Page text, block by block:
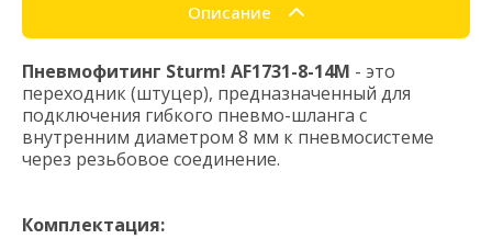
Описание
Пневмофитинг Sturm! AF1731-8-14M - это
переходник (штуцер), предназначенный для
подключения гибкого пневмо-шланга с
внутренним диаметром 8 мм к пневмосистеме
через резьбовое соединение.
Комплектация: